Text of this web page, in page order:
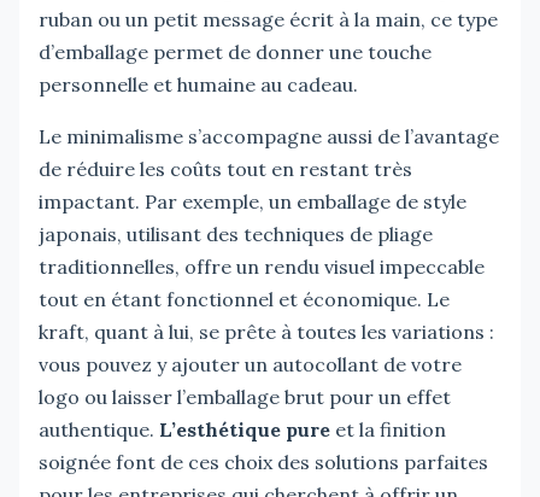
ruban ou un petit message écrit à la main, ce type
d’emballage permet de donner une touche
personnelle et humaine au cadeau.
Le minimalisme s’accompagne aussi de l’avantage
de réduire les coûts tout en restant très
impactant. Par exemple, un emballage de style
japonais, utilisant des techniques de pliage
traditionnelles, offre un rendu visuel impeccable
tout en étant fonctionnel et économique. Le
kraft, quant à lui, se prête à toutes les variations :
vous pouvez y ajouter un autocollant de votre
logo ou laisser l’emballage brut pour un effet
authentique. L’esthétique pure et la finition
soignée font de ces choix des solutions parfaites